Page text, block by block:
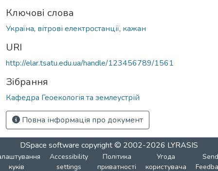
Ключові слова
Україна, вітрові електростанції, кажан
URI
http://elar.tsatu.edu.ua/handle/123456789/1561
Зібрання
Кафедра Геоекологія та землеустрій
Повна інформація про документ
DSpace software copyright © 2002-2026 LYRASIS
куків
Accessibility
settings
Політика
приватності
Угода
користувача
Send